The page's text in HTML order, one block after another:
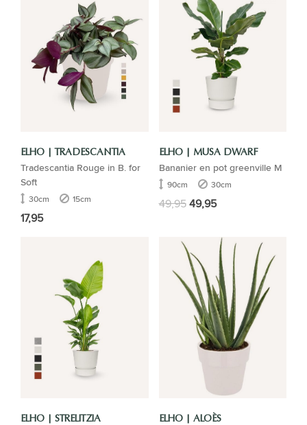
ELHO | TRADESCANTIA
Tradescantia Rouge in B. for
Soft
30cm 15cm
17,95
ELHO | MUSA DWARF
Bananier en pot greenville M
90cm 30cm
49,9549,95
ELHO | STRELITZIA ELHO | ALOÈS